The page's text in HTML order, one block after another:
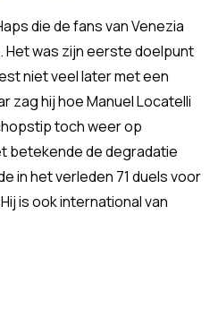
die de fans van Venezia
was zijn eerste doelpunt
niet veel later met een
zag hij hoe Manuel Locatelli
toch weer op
betekende de degradatie
in het verleden 71 duels voor
is ook international van